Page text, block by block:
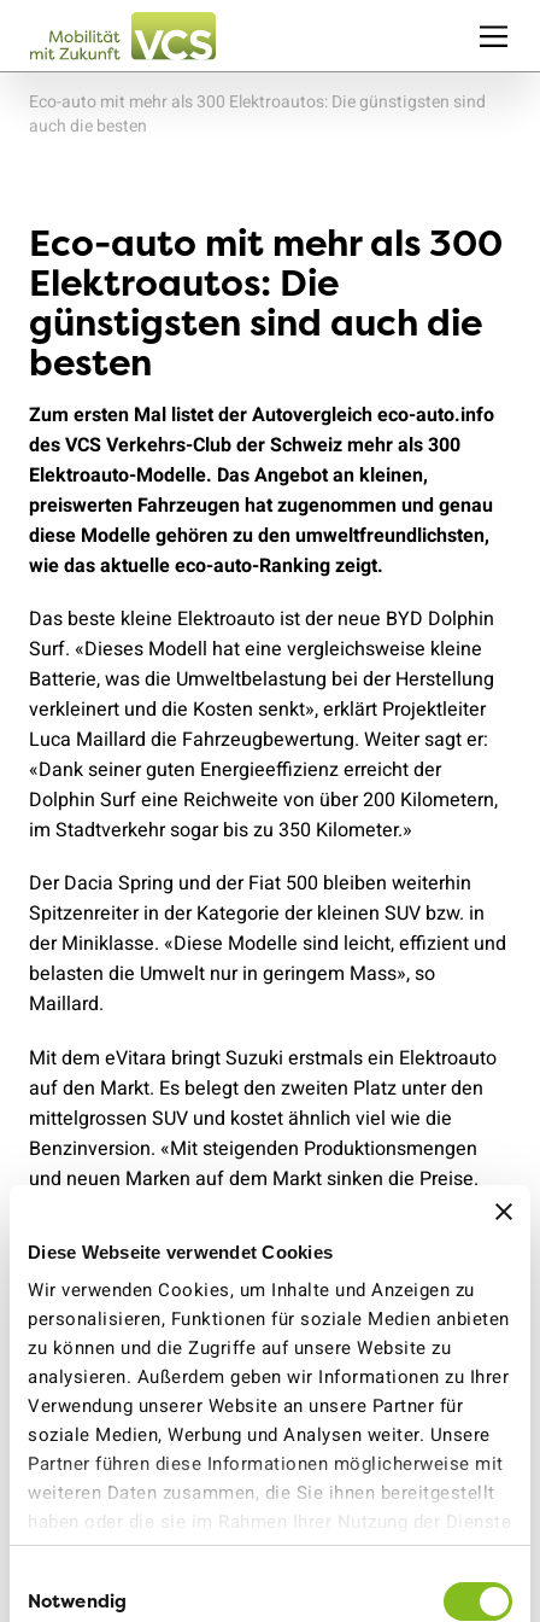
Diese Webseite verwendet Cookies
Wir verwenden Cookies, um Inhalte und Anzeigen zu
personalisieren, Funktionen für soziale Medien anbieten
zu können und die Zugriffe auf unsere Website zu
analysieren. Außerdem geben wir Informationen zu Ihrer
Verwendung unserer Website an unsere Partner für
soziale Medien, Werbung und Analysen weiter. Unsere
Partner führen diese Informationen möglicherweise mit
weiteren Daten zusammen, die Sie ihnen bereitgestellt
haben oder die sie im Rahmen Ihrer Nutzung der Dienste
gesammelt haben.
Notwendig
Eco-auto mit mehr als 300 Elektroautos: Die günstigsten sind
auch die besten
Eco-auto mit mehr als 300
Elektroautos: Die
günstigsten sind auch die
besten
Zum ersten Mal listet der Autovergleich eco-auto.info
des VCS Verkehrs-Club der Schweiz mehr als 300
Elektroauto-Modelle. Das Angebot an kleinen,
preiswerten Fahrzeugen hat zugenommen und genau
diese Modelle gehören zu den umweltfreundlichsten,
wie das aktuelle eco-auto-Ranking zeigt.
Das beste kleine Elektroauto ist der neue BYD Dolphin
Surf. «Dieses Modell hat eine vergleichsweise kleine
Batterie, was die Umweltbelastung bei der Herstellung
verkleinert und die Kosten senkt», erklärt Projektleiter
Luca Maillard die Fahrzeugbewertung. Weiter sagt er:
«Dank seiner guten Energieeffizienz erreicht der
Dolphin Surf eine Reichweite von über 200 Kilometern,
im Stadtverkehr sogar bis zu 350 Kilometer.»
Der Dacia Spring und der Fiat 500 bleiben weiterhin
Spitzenreiter in der Kategorie der kleinen SUV bzw. in
der Miniklasse. «Diese Modelle sind leicht, effizient und
belasten die Umwelt nur in geringem Mass», so
Maillard.
Mit dem eVitara bringt Suzuki erstmals ein Elektroauto
auf den Markt. Es belegt den zweiten Platz unter den
mittelgrossen SUV und kostet ähnlich viel wie die
Benzinversion. «Mit steigenden Produktionsmengen
und neuen Marken auf dem Markt sinken die Preise.
Deshalb haben Elektroautos nicht nur umwelttechnisch
die Nase vorn, sondern können inzwischen auch
Maillard.
Bei den Benzin- und Dieselautos kommen kaum neue
Modelle auf den Markt. Von den 273 bewerteten
Fahrzeugen auf eco-auto erfüllen nur zwei die
Klimaziele: der Mazda 2 Hybrid und der Toyota Yaris
Hybrid. Beide stossen weniger als 93,4 g CO2 pro
Kilometer aus.
Für weitere Auskünfte stehen zur Verfügung: